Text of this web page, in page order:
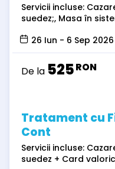
Servicii incluse:
suedez;, Masa în
26 Iun - 6 Sep 2026
De la 525RON
Tratament cu
Cont
Servicii incluse:
suedez + Card valoric